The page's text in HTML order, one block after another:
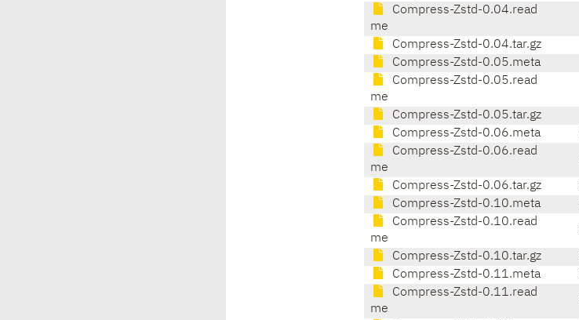
Compress-Zstd-0.04.read
me
Compress-Zstd-0.04.tar.gz
Compress-Zstd-0.05.meta
Compress-Zstd-0.05.read
me
Compress-Zstd-0.05.tar.gz
Compress-Zstd-0.06.meta
Compress-Zstd-0.06.read
me
Compress-Zstd-0.06.tar.gz
Compress-Zstd-0.10.meta
Compress-Zstd-0.10.read
me
Compress-Zstd-0.10.tar.gz
Compress-Zstd-0.11.meta
Compress-Zstd-0.11.read
me